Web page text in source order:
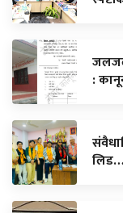
:
लिड…